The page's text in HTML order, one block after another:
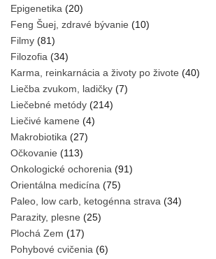
Epigenetika (20)
Feng Šuej, zdravé bývanie (10)
Filmy (81)
Filozofia (34)
Karma, reinkarnácia a životy po živote (40)
Liečba zvukom, ladičky (7)
Liečebné metódy (214)
Liečivé kamene (4)
Makrobiotika (27)
Očkovanie (113)
Onkologické ochorenia (91)
Orientálna medicína (75)
Paleo, low carb, ketogénna strava (34)
Parazity, plesne (25)
Plochá Zem (17)
Pohybové cvičenia (6)